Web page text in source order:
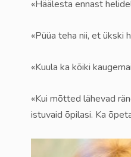
«Häälesta ennast
«Püüa teha nii, et ükski
«Kuula ka kõiki
«Kui mõtted lähevad
istuvaid õpilasi. Ka